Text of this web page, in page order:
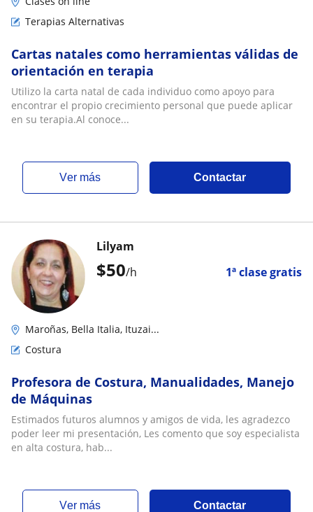
Terapias Alternativas
Cartas natales como herramientas válidas de
orientación en terapia
Utilizo la carta natal de cada individuo como apoyo para
encontrar el propio crecimiento personal que puede aplicar
en su terapia.Al conoce...
ver más Contactar
$50/h 1ª clase gratis
Lilyam
Maroñas, Bella Italia, Ituzai...
Costura
Profesora de Costura, Manualidades, Manejo
de Máquinas
Estimados futuros alumnos y amigos de vida, les agradezco
poder leer mi presentación, Les comento que soy especialista
en alta costura, hab...
ver más Contactar